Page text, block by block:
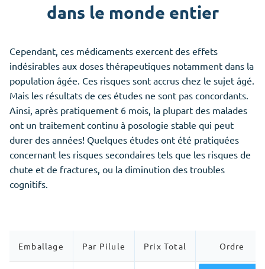
dans le monde entier
Cependant, ces médicaments exercent des effets
indésirables aux doses thérapeutiques notamment dans la
population âgée. Ces risques sont accrus chez le sujet âgé.
Mais les résultats de ces études ne sont pas concordants.
Ainsi, après pratiquement 6 mois, la plupart des malades
ont un traitement continu à posologie stable qui peut
durer des années! Quelques études ont été pratiquées
concernant les risques secondaires tels que les risques de
chute et de fractures, ou la diminution des troubles
cognitifs.
Emballage Par Pilule Prix Total Ordre